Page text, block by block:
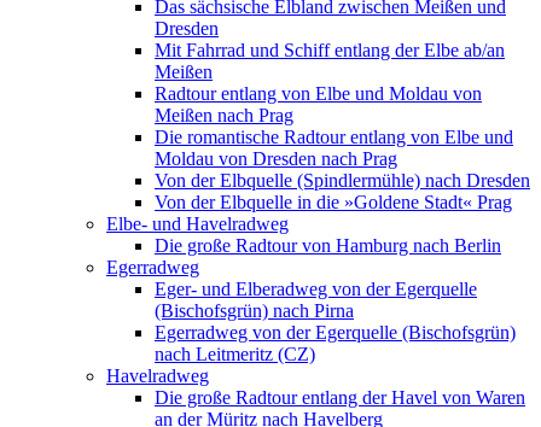
Das sächsische Elbland zwischen Meißen und
Dresden
Mit Fahrrad und Schiff entlang der Elbe ab/an
Meißen
Radtour entlang von Elbe und Moldau von
Meißen nach Prag
Die romantische Radtour entlang von Elbe und
Moldau von Dresden nach Prag
Von der Elbquelle (Spindlermühle) nach Dresden
Von der Elbquelle in die »Goldene Stadt« Prag
Elbe- und Havelradweg
Die große Radtour von Hamburg nach Berlin
Egerradweg
Eger- und Elberadweg von der Egerquelle
(Bischofsgrün) nach Pirna
Egerradweg von der Egerquelle (Bischofsgrün)
nach Leitmeritz (CZ)
Havelradweg
Die große Radtour entlang der Havel von Waren
an der Müritz nach Havelberg